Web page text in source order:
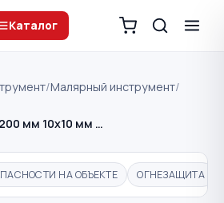
Каталог
/Малярный инструмент/
мм 10х10 мм …
НА ОБЪЕКТЕ ОГНЕЗАЩИТА